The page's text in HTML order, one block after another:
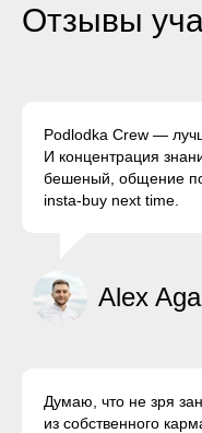
Отзывы
Podlodka Crew —
И концентрация
бешеный, общение
insta-buy next time.
Alex
Думаю, что не зря
из собственного